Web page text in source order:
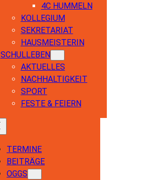
4C HUMMELN
KOLLEGIUM
SEKRETARIAT
HAUSMEISTERIN
SCHULLEBEN
AKTUELLES
NACHHALTIGKEIT
SPORT
FESTE & FEIERN
TERMINE
BEITRÄGE
OGGS